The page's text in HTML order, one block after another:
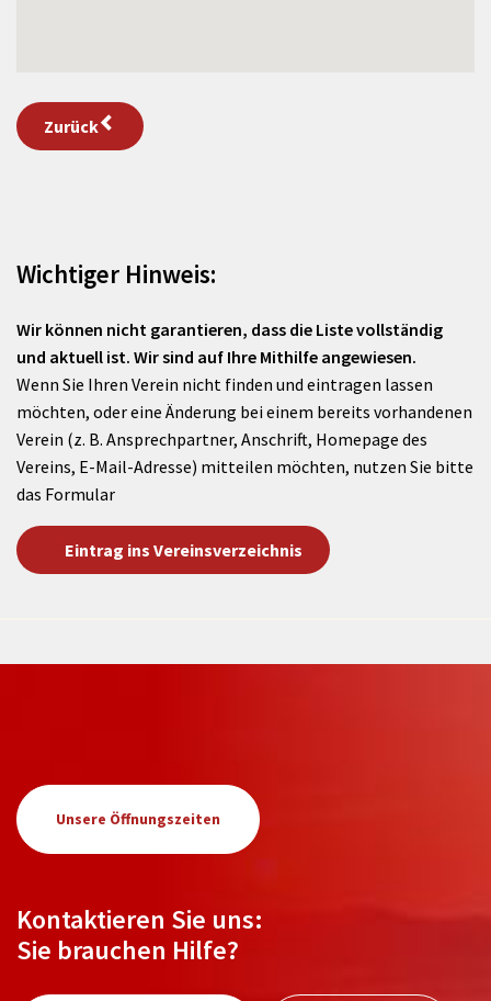
Zurück
Wichtiger Hinweis:
Wir können nicht garantieren, dass die Liste vollständig
und aktuell ist. Wir sind auf Ihre Mithilfe angewiesen.
Wenn Sie Ihren Verein nicht finden und eintragen lassen
möchten, oder eine Änderung bei einem bereits vorhandenen
Verein (z. B. Ansprechpartner, Anschrift, Homepage des
Vereins, E-Mail-Adresse) mitteilen möchten, nutzen Sie bitte
das Formular
Eintrag ins Vereinsverzeichnis
Unsere Öffnungszeiten
Kontaktieren Sie uns:
Sie brauchen Hilfe?